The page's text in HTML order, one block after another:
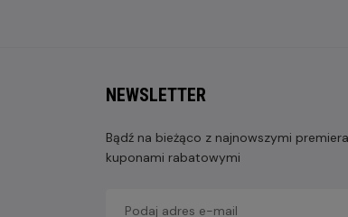
NEWSLETTER
Bądź na bieżąco z najnowszymi
kuponami rabatowymi